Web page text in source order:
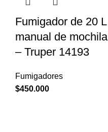
Fumigador de 20 L
manual de mochila
– Truper 14193
Fumigadores
$450.000